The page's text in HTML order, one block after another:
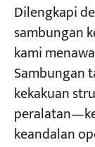
Dilengkapi
sambungan
kami
Sambungan
kekakuan
keandalan